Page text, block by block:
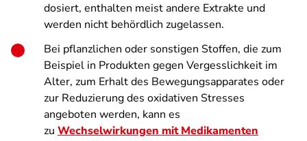
dosiert, enthalten meist andere Extrakte und
werden nicht behördlich zugelassen.
Bei pflanzlichen oder sonstigen Stoffen, die zum
Beispiel in Produkten gegen Vergesslichkeit im
Alter, zum Erhalt des Bewegungsapparates oder
zur Reduzierung des oxidativen Stresses
angeboten werden, kann es
zu Wechselwirkungen mit Medikamenten